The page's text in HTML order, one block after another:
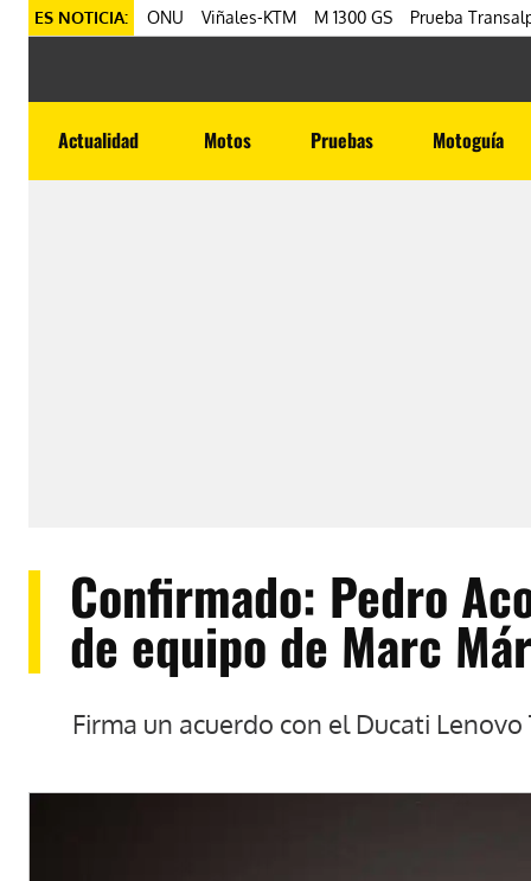
ES NOTICIA: ONU Viñales-KTM M 1300 GS Prueba
Actualidad Motos Pruebas Motoguía
Confirmado: Pedro
de equipo de Marc
Firma un acuerdo con el Ducati